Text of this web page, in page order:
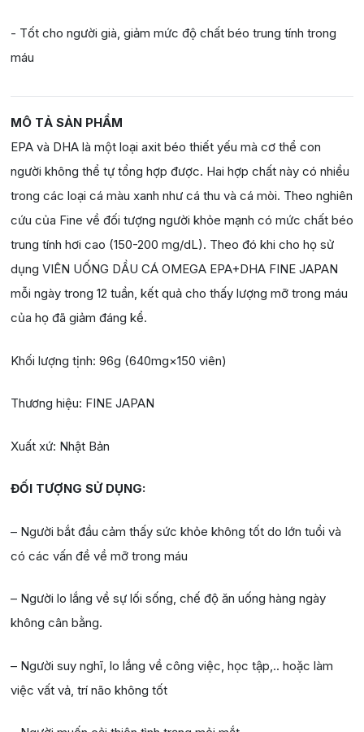
- Tốt cho người già, giảm mức độ chất béo trung tính trong
máu
MÔ TẢ SẢN PHẨM
EPA và DHA là một loại axit béo thiết yếu mà cơ thể con
người không thể tự tổng hợp được. Hai hợp chất này có nhiều
trong các loại cá màu xanh như cá thu và cá mòi. Theo nghiên
cứu của Fine về đối tượng người khỏe mạnh có mức chất béo
trung tính hơi cao (150-200 mg/dL). Theo đó khi cho họ sử
dụng VIÊN UỐNG DẦU CÁ OMEGA EPA+DHA FINE JAPAN
mỗi ngày trong 12 tuần, kết quả cho thấy lượng mỡ trong máu
của họ đã giảm đáng kể.
Khối lượng tịnh: 96g (640mg×150 viên)
Thương hiệu: FINE JAPAN
Xuất xứ: Nhật Bản
ĐỐI TƯỢNG SỬ DỤNG:
– Người bắt đầu cảm thấy sức khỏe không tốt do lớn tuổi và
có các vấn đề về mỡ trong máu
– Người lo lắng về sự lối sống, chế độ ăn uống hàng ngày
không cân bằng.
– Người suy nghĩ, lo lắng về công việc, học tập,.. hoặc làm
việc vất vả, trí não không tốt